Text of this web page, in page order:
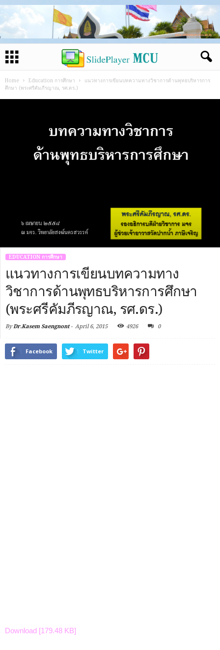
Home Education การศึกษา
แนวทางการเขียนบทความทางวิชาการด้านพุทธบริหารการ
ศึกษา (พระศรีคัมภีรญาณ, รศ.ดร.)
EDUCATION การศึกษา
แนวทางการเขียนบทความทาง
วิชาการด้านพุทธบริหารการศึกษา
(พระศรีคัมภีรญาณ, รศ.ดร.)
ByDr.Kasem Saengnont- April 6, 2015 4926 0
Facebook Twitter
Download [179.48 KB]